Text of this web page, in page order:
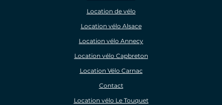
Location de vélo
Location vélo Alsace
Location vélo Annecy
Location vélo Capbreton
Location Vélo Carnac
Contact
Location vélo Le Touquet